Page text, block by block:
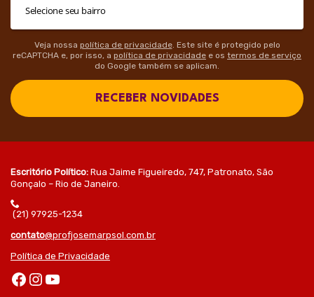
Veja nossa política de privacidade. Este site é protegido pelo
reCAPTCHA e, por isso, a política de privacidade e os termos de serviço
do Google também se aplicam.
RECEBER NOVIDADES
Escritório Político: Rua Jaime Figueiredo, 747, Patronato, São
Gonçalo – Rio de Janeiro.
(21) 97925-1234
contato@profjosemarpsol.com.br
Política de Privacidade
Facebook Instagram Youtube